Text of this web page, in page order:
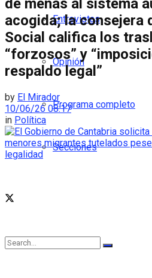
Entrevistas
Opinión
Programa completo
Secciones
de menas al sistema
acogida; la consejera
Social califica los
“forzosos” y
respaldo legal”
by El Mirador
10/06/26 08:17
in Política